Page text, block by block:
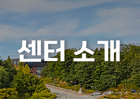
센터 소개